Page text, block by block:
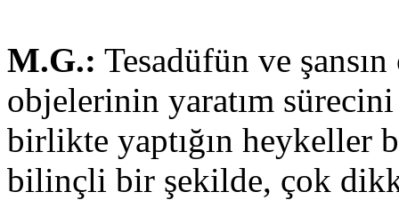
M.G.: Tesadüfün ve
objelerinin yaratım
birlikte yaptığın heykeller
bilinçli bir şekilde, çok